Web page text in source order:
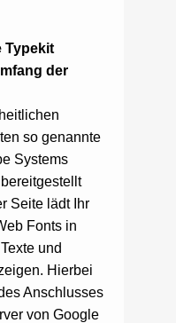
Typekit
der
so genannte
Systems
Seite lädt Ihr
Fonts in
und
Hierbei
Anschlusses
von Google